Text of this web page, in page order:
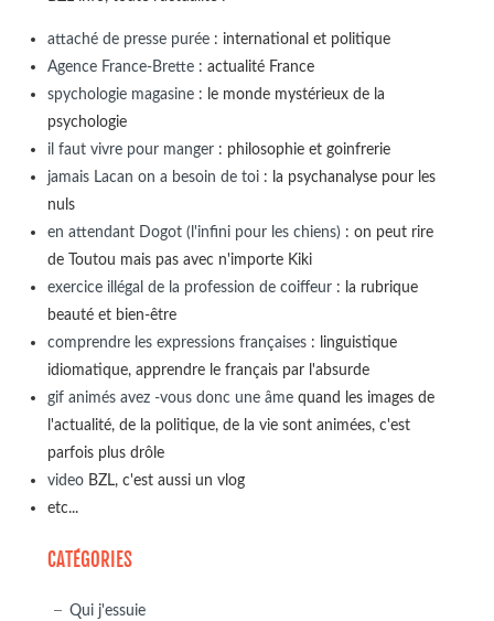
attaché de presse purée: international et politique
Agence France-Brette: actualité France
spychologie magasine: le monde mystérieux de la
psychologie
il faut vivre pour manger: philosophie et goinfrerie
jamais Lacan on a besoin de toi: la psychanalyse pour les
nuls
en attendant Dogot (l'infini pour les chiens): on peut rire
de Toutou mais pas avec n'importe Kiki
exercice illégal de la profession de coiffeur: la rubrique
beauté et bien-être
comprendre les expressions françaises: linguistique
idiomatique, apprendre le français par l'absurde
gif animés avez -vous donc une âmequand les images de
l'actualité, de la politique, de la vie sont animées, c'est
parfois plus drôle
videoBZL, c'est aussi un vlog
etc...
CATÉGORIES
Qui j'essuie